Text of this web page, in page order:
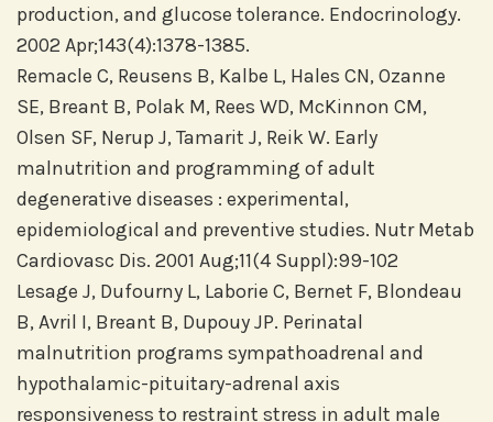
production, and glucose tolerance. Endocrinology.
2002 Apr;143(4):1378-1385.
Remacle C, Reusens B, Kalbe L, Hales CN, Ozanne
SE, Breant B, Polak M, Rees WD, McKinnon CM,
Olsen SF, Nerup J, Tamarit J, Reik W. Early
malnutrition and programming of adult
degenerative diseases : experimental,
epidemiological and preventive studies. Nutr Metab
Cardiovasc Dis. 2001 Aug;11(4 Suppl):99-102
Lesage J, Dufourny L, Laborie C, Bernet F, Blondeau
B, Avril I, Breant B, Dupouy JP. Perinatal
malnutrition programs sympathoadrenal and
hypothalamic-pituitary-adrenal axis
responsiveness to restraint stress in adult male